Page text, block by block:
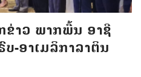
າວ ພາກພື້ນ ອາຊີ
-ອາເມລິກາລາຕິນ